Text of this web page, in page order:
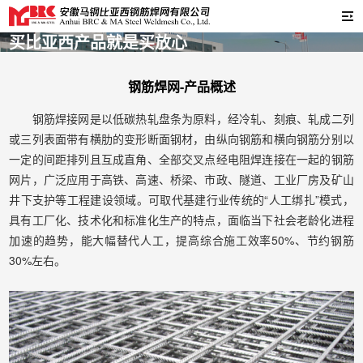
买比亚西产品就是买放心
钢筋焊网-产品概述
钢筋焊接网是以低碳热轧盘条为原料，经冷轧、刻痕、轧成二列
或三列表面带有横肋的变形断面钢材，由纵向钢筋和横向钢筋分别以
一定的间距排列且互成直角、全部交叉点经电阻焊连接在一起的钢筋
网片，广泛应用于高铁、高速、桥梁、市政、隧道、工业厂房及矿山
井下支护等工程建设领域。可取代基建行业传统的“人工绑扎”模式，
具有工厂化、技术化和标准化生产的特点，面临当下社会老龄化进程
加速的趋势，能大幅替代人工，提高综合施工效率50%、节约钢筋
30%左右。